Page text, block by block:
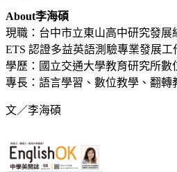
About李海碩
現職：台中市立東山高中研究發展
ETS 認證多益英語測驗專業發展工
學歷：國立交通大學教育研究所數
專長：語言學習、數位教學、翻轉
文／李海碩